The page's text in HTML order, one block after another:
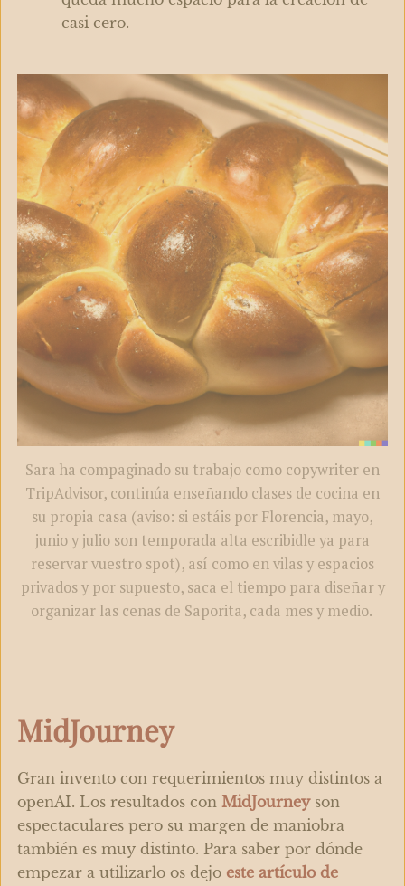
casi cero.
Sara ha compaginado su trabajo como copywriter en
TripAdvisor, continúa enseñando clases de cocina en
su propia casa (aviso: si estáis por Florencia, mayo,
junio y julio son temporada alta escribidle ya para
reservar vuestro spot), así como en vilas y espacios
privados y por supuesto, saca el tiempo para diseñar y
organizar las cenas de Saporita, cada mes y medio.
MidJourney
Gran invento con requerimientos muy distintos a
openAI. Los resultados con MidJourneyson
espectaculares pero su margen de maniobra
también es muy distinto. Para saber por dónde
empezar a utilizarlo os dejo este artículo de